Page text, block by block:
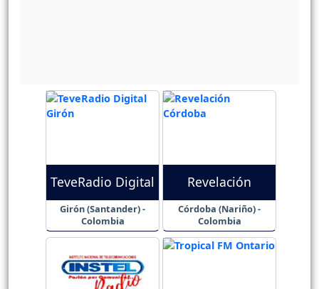
TeveRadio Digital
Girón (Santander) -
Colombia
Revelación
Córdoba (Nariño) -
Colombia